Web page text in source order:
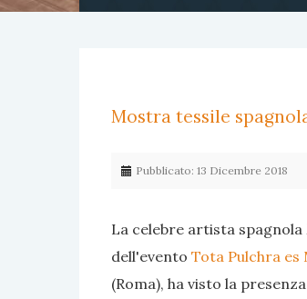
Mostra tessile
Pubblicato: 13 Dicembre 2018
La celebre artista spagnola
dell'evento Tota Pulchra es
(Roma), ha visto la